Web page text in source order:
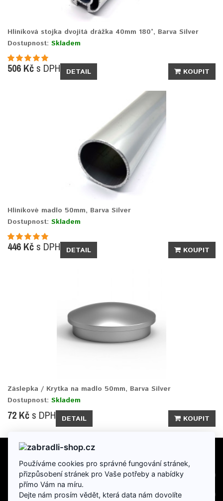
Hliníková stojka dvojitá drážka 40mm 180°, Barva Silver
Dostupnost: Skladem
506 Kč s DPH DETAIL KOUPIT
Hliníkové madlo 50mm, Barva Silver
Dostupnost: Skladem
446 Kč s DPH DETAIL KOUPIT
Záslepka / Krytka na madlo 50mm, Barva Silver
Dostupnost: Skladem
72 Kč s DPH DETAIL KOUPIT
INFORMACE
DOPLŇKY
Používáme cookies pro správné fungování stránek,
přizpůsobení stránek pro Vaše potřeby a nabídky
přímo Vám na míru.
Dejte nám prosím vědět, která data nám dovolíte